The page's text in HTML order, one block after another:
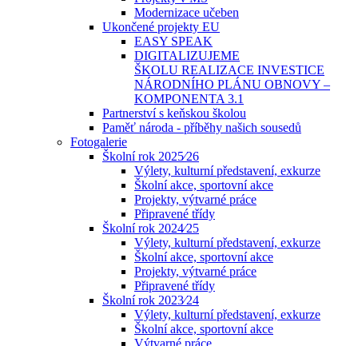
Modernizace učeben
Ukončené projekty EU
EASY SPEAK
DIGITALIZUJEME
ŠKOLU REALIZACE INVESTICE
NÁRODNÍHO PLÁNU OBNOVY –
KOMPONENTA 3.1
Partnerství s keňskou školou
Paměť národa - příběhy našich sousedů
Fotogalerie
Školní rok 2025⁄26
Výlety, kulturní představení, exkurze
Školní akce, sportovní akce
Projekty, výtvarné práce
Připravené třídy
Školní rok 2024⁄25
Výlety, kulturní představení, exkurze
Školní akce, sportovní akce
Projekty, výtvarné práce
Připravené třídy
Školní rok 2023⁄24
Výlety, kulturní představení, exkurze
Školní akce, sportovní akce
Výtvarné práce